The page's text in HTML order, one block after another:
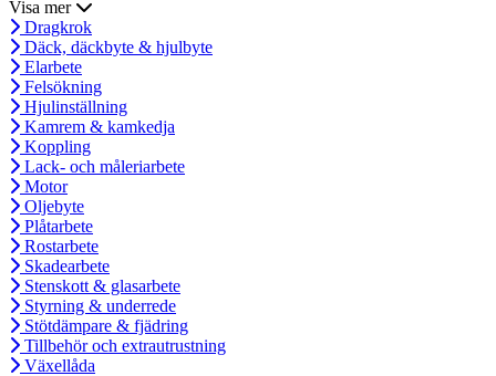
Visa mer
Dragkrok
Däck, däckbyte & hjulbyte
Elarbete
Felsökning
Hjulinställning
Kamrem & kamkedja
Koppling
Lack- och måleriarbete
Motor
Oljebyte
Plåtarbete
Rostarbete
Skadearbete
Stenskott & glasarbete
Styrning & underrede
Stötdämpare & fjädring
Tillbehör och extrautrustning
Växellåda